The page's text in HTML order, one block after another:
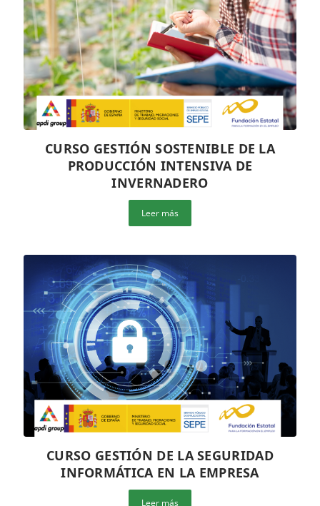
CURSO GESTIÓN SOSTENIBLE DE LA
PRODUCCIÓN INTENSIVA DE
INVERNADERO
Leer más
CURSO GESTIÓN DE LA SEGURIDAD
INFORMÁTICA EN LA EMPRESA
Leer más